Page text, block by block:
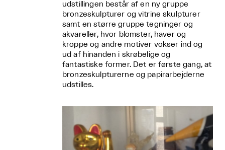
udstillingen består af en ny gruppe
bronzeskulpturer og vitrine skulpturer
samt en større gruppe tegninger og
akvareller, hvor blomster, haver og
kroppe og andre motiver vokser ind og
ud af hinanden i skrøbelige og
fantastiske former. Det er første gang, at
bronzeskulpturerne og papirarbejderne
udstilles.